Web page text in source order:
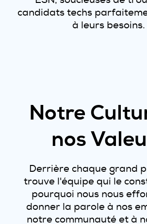
candidats techs
à leurs besoins.
Notre
nos
Derrière chaque grand
trouve l'équipe qui le
pourquoi nous nous
donner la parole à nos
notre communauté et à